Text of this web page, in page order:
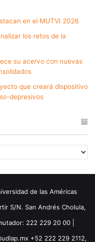
en el MUTVI 2026
los retos de la
su acervo con nuevas
que creará dispositivo
depresivos
de las Américas
S/N. San Andrés Cholula,
222 229 20 00 |
+52 222 229 2112,